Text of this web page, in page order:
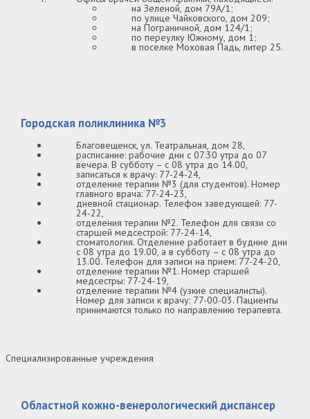
на Зеленой, дом 79А/1;
по улице Чайковского, дом 209;
на Пограничной, дом 124/1;
по переулку Южному, дом 1;
в поселке Моховая Падь, литер 25.
Городская поликлиника №3
Благовещенск, ул. Театральная, дом 28,
расписание: рабочие дни с 07:30 утра до 07
вечера. В субботу – с 08 утра до 14.00,
записаться к врачу: 77-24-24,
отделение терапии №3 (для студентов). Номер
главного врача: 77-24-23,
дневной стационар. Телефон заведующей: 77-
24-22,
отделения терапии №2. Телефон для связи со
старшей медсестрой: 77-24-14,
стоматология. Отделение работает в будние дни
с 08 утра до 19.00, а в субботу – с 08 утра до
13.00. Телефон для записи на прием: 77-24-20,
отделение терапии №1. Номер старшей
медсестры: 77-24-19,
отделение терапии №4 (узкие специалисты).
Номер для записи к врачу: 77-00-03. Пациенты
принимаются только по направлению терапевта.
Специализированные учреждения
Областной кожно-венерологический диспансер